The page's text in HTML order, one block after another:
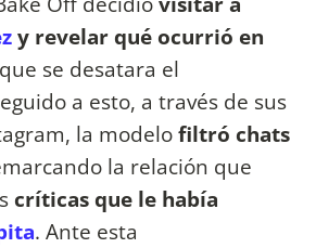
y revelar qué ocurrió en
se desatara el
a esto, a través de sus
la modelofiltró chats
la relación que
críticas que le había
. Ante esta